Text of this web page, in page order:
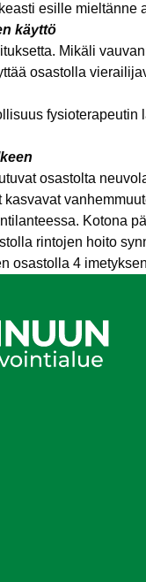
esille mieltänne
käyttö
Mikäli
osastolla
osastolta
kasvavat
Kotona
rintojen hoito
osastolla 4